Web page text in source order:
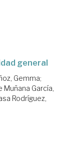
general
Gemma;
Muñana García,
Rodríguez,